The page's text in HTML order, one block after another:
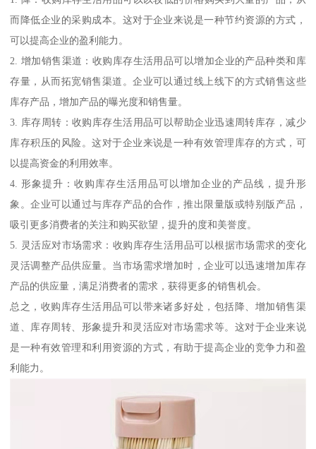
而降低企业的采购成本。这对于企业来说是一种节约资源的方式，
可以提高企业的盈利能力。
2. 增加销售渠道：收购库存生活用品可以增加企业的产品种类和库
存量，从而拓宽销售渠道。企业可以通过线上线下的方式销售这些
库存产品，增加产品的曝光度和销售量。
3. 库存周转：收购库存生活用品可以帮助企业迅速周转库存，减少
库存积压的风险。这对于企业来说是一种有效管理库存的方式，可
以提高资金的利用效率。
4. 形象提升：收购库存生活用品可以增加企业的产品线，提升形
象。企业可以通过与库存产品的合作，推出限量版或特别版产品，
吸引更多消费者的关注和购买欲望，提升的度和美誉度。
5. 灵活应对市场需求：收购库存生活用品可以根据市场需求的变化
灵活调整产品供应量。当市场需求增加时，企业可以迅速增加库存
产品的供应量，满足消费者的需求，获得更多的销售机会。
总之，收购库存生活用品可以带来诸多好处，包括降、增加销售渠
道、库存周转、形象提升和灵活应对市场需求等。这对于企业来说
是一种有效管理和利用资源的方式，有助于提高企业的竞争力和盈
利能力。